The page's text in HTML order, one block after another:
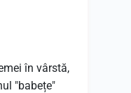
în vârstă,
"babețe"